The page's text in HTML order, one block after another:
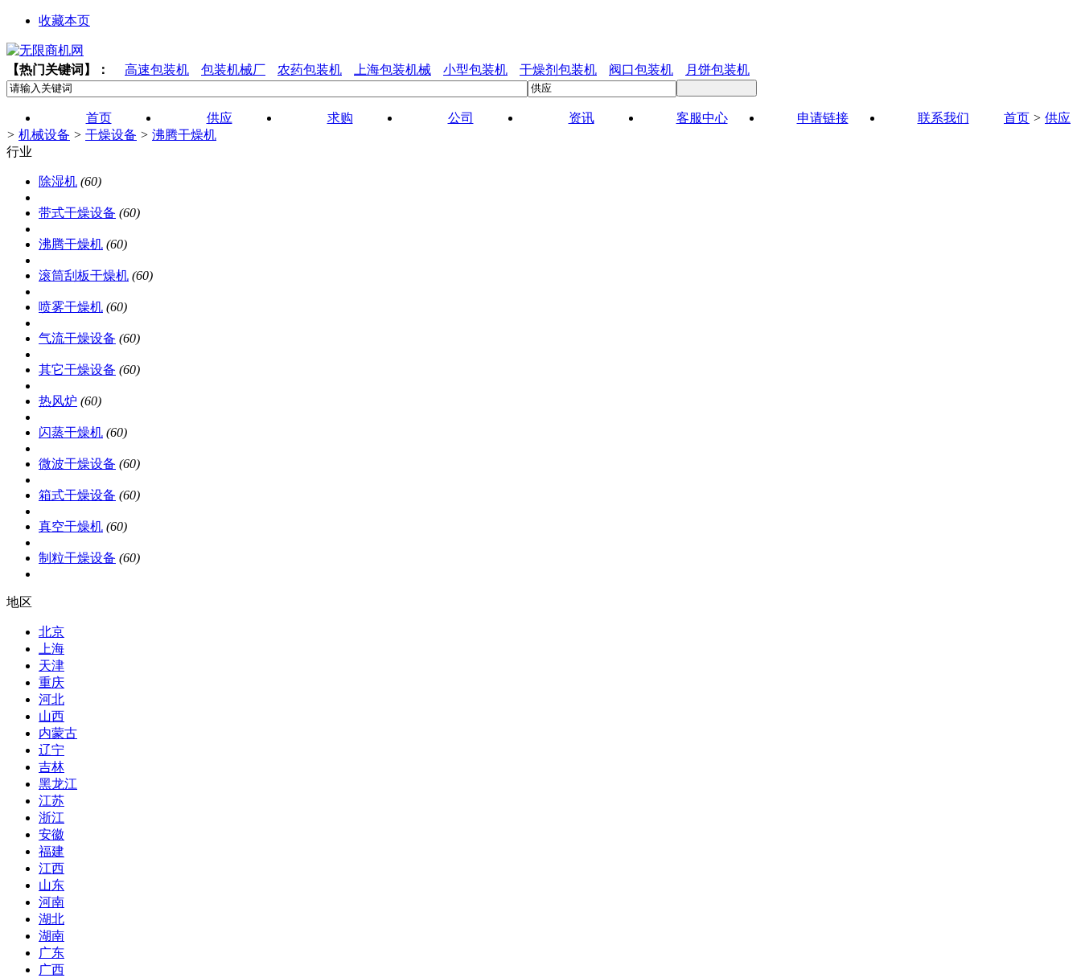
收藏本页
【热门关键词】： 高速包装机 包装机械厂 农药包装机 上海包装机械 小型包装机 干燥剂包装机 阀口包装机 月饼包装机
首页 供应 求购 公司 资讯 客服中心 申请链接 联系我们 首页 > 供应
> 机械设备 > 干燥设备 > 沸腾干燥机
行业
除湿机 (60)
带式干燥设备 (60)
沸腾干燥机 (60)
滚筒刮板干燥机 (60)
喷雾干燥机 (60)
气流干燥设备 (60)
其它干燥设备 (60)
热风炉 (60)
闪蒸干燥机 (60)
微波干燥设备 (60)
箱式干燥设备 (60)
真空干燥机 (60)
制粒干燥设备 (60)
地区
北京
上海
天津
重庆
河北
山西
内蒙古
辽宁
吉林
黑龙江
江苏
浙江
安徽
福建
江西
山东
河南
湖北
湖南
广东
广西